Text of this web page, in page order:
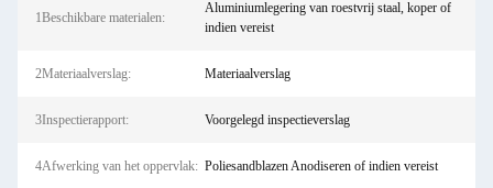
1Beschikbare materialen:
Aluminiumlegering van roestvrij staal, koper of
indien vereist
2Materiaalverslag: Materiaalverslag
3Inspectierapport: Voorgelegd inspectieverslag
4Afwerking van het oppervlak: Poliesandblazen Anodiseren of indien vereist